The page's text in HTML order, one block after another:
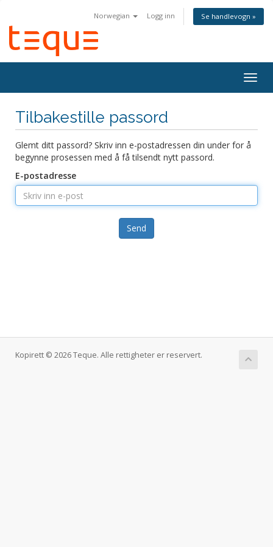
Norwegian Logg inn Se handlevogn »
Bytt
Tilbakestille passord
Glemt ditt passord? Skriv inn e-postadressen din under for å
begynne prosessen med å få tilsendt nytt passord.
E-postadresse
Send
Kopirett © 2026 Teque. Alle rettigheter er reservert.